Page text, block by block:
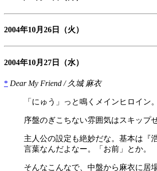
2004年10月26日 （火）
2004年10月27日 （水）
* Dear My Friend / 久城 麻衣
「にゅう」っと鳴くメインヒロイン
序盤のぎこちない雰囲気はスキップ
主人公の設定も絶妙だな。基本は『
言葉なんだよなー。「お前」とか。
そんなこんなで、中盤から麻衣に居